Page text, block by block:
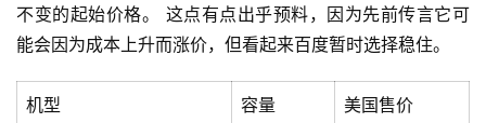
不变的起始价格。 这点有点出乎预料，因为先前传言它可
能会因为成本上升而涨价，但看起来百度暂时选择稳住。
机型 容量 美国售价